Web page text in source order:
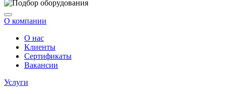
О компании
О нас
Клиенты
Сертификаты
Вакансии
Услуги